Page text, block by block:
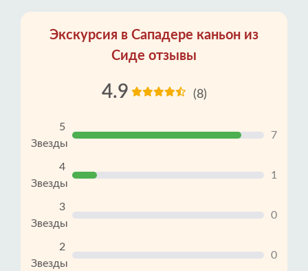
Экскурсия в Сападере каньон из
Сиде отзывы
4.9 (8)
5
Звезды
7
4
Звезды
1
3
Звезды
0
2
Звезды
0